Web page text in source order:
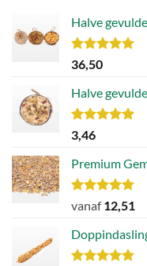
Halve
Waardering
5.00
36,50
Halve
Waardering
5.00
3,46
Premium
Waardering
uit 5
vanaf12,51